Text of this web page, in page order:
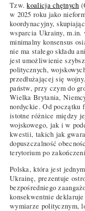
Tzw.koalicja chętnych
w 2025 roku jako
koordynacyjny,
wsparcia Ukrainy, m.in.
minimalny konsensus
nie ma stałego składu
jest umożliwienie
politycznych,
przedłużającej się
państw, przy czym do
Wielka Brytania,
nordyckie. Od początku
istotne różnice między
wojskowego, jak i w
kwestii, takich jak
dopuszczalność
terytorium po
Polska, która jest
Ukrainę, prezentuje
bezpośredniego
konsekwentnie
wymiarze politycznym,